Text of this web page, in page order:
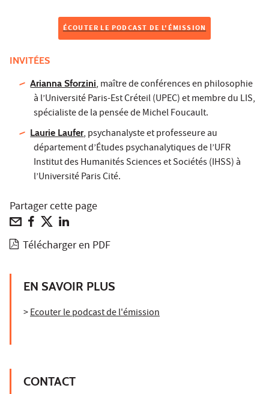
ÉCOUTER LE PODCAST DE L'ÉMISSION
INVITÉES
Arianna Sforzini, maître de conférences en philosophie
à l’Université Paris-Est Créteil (UPEC) et membre du LIS,
spécialiste de la pensée de Michel Foucault.
Laurie Laufer, psychanalyste et professeure au
département d’Études psychanalytiques de l’UFR
Institut des Humanités Sciences et Sociétés (IHSS) à
l’Université Paris Cité.
Partager cette page
Télécharger en PDF
EN SAVOIR PLUS
>Ecouter le podcast de l'émission
CONTACT